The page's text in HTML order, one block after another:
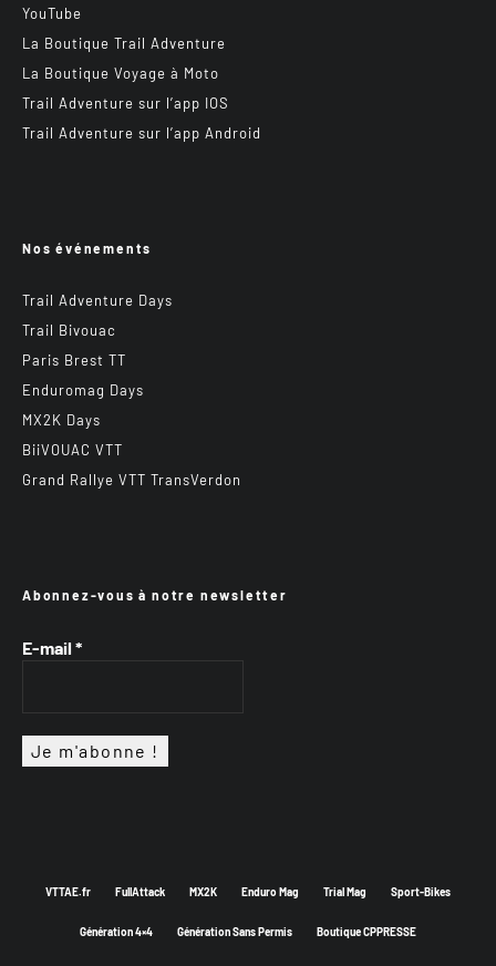
YouTube
La Boutique Trail Adventure
La Boutique Voyage à Moto
Trail Adventure sur l’app IOS
Trail Adventure sur l’app Android
Nos événements
Trail Adventure Days
Trail Bivouac
Paris Brest TT
Enduromag Days
MX2K Days
BiiVOUAC VTT
Grand Rallye VTT TransVerdon
Abonnez-vous à notre newsletter
E-mail *
VTTAE.fr FullAttack MX2K Enduro Mag Trial Mag Sport-Bikes
Génération 4×4 Génération Sans Permis Boutique CPPRESSE